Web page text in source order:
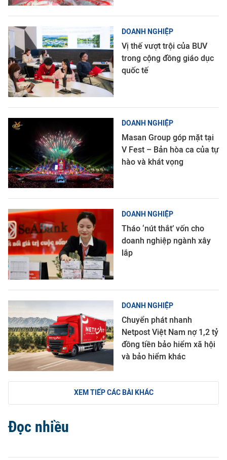
DOANH NGHIỆP
Vị thế vượt trội của BUV
trong cộng đồng giáo dục
quốc tế
DOANH NGHIỆP
Masan Group góp mặt tại
V Fest – Bản hòa ca của tự
hào và khát vọng
DOANH NGHIỆP
Tháo ‘nút thắt’ vốn cho
doanh nghiệp ngành xây
lắp
DOANH NGHIỆP
Chuyển phát nhanh
Netpost Việt Nam nợ 1,2 tỷ
đồng tiền bảo hiểm xã hội
và bảo hiểm khác
XEM TIẾP CÁC BÀI KHÁC
Đọc nhiều